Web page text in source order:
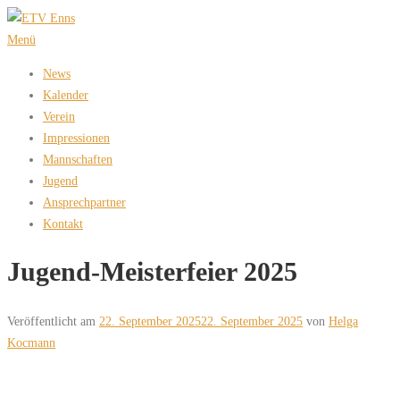
Zum
Inhalt
Menü
News
Kalender
Verein
Impressionen
Mannschaften
Jugend
Ansprechpartner
Kontakt
Jugend-Meisterfeier 2025
Veröffentlicht am 22. September 202522. September 2025 von Helga
Kocmann